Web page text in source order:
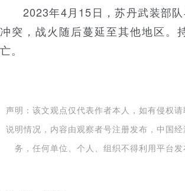
2023年4月15日，苏丹武装部队
冲突，战火随后蔓延至其他地区。
亡。
声明：该文观点仅代表作者本人，如有侵权
说明情况，内容由观察者号注册发布，中国
务，任何单位、个人、组织不得利用平台